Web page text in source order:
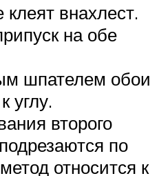
внахлест.
на обе
шпателем обои
углу.
второго
по
относится к